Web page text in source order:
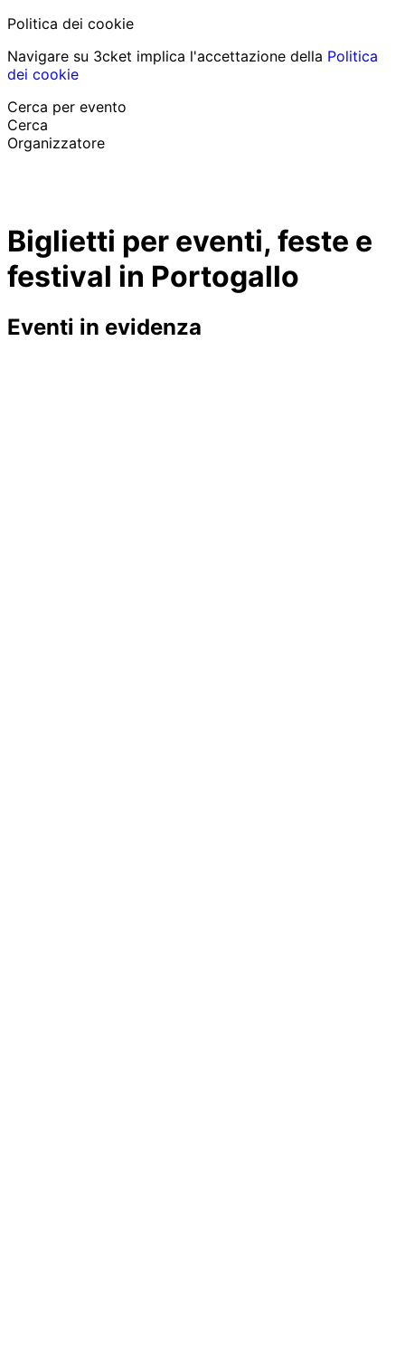
Politica dei cookie
Navigare su 3cket implica l'accettazione della Politica
dei cookie
Cerca per evento
Cerca
Organizzatore
Aiuto per il partecipante Ho perso il mio biglietto
Login Promuovi evento
Biglietti per eventi, feste e
festival in Portogallo
Eventi in evidenza